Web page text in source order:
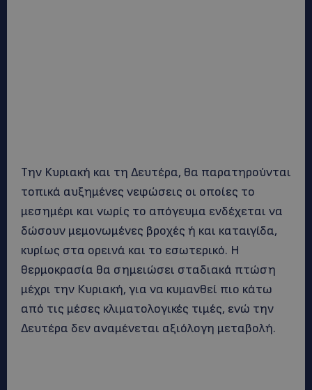
Την Κυριακή και τη Δευτέρα, θα παρατηρούνται
τοπικά αυξημένες νεφώσεις οι οποίες το
μεσημέρι και νωρίς το απόγευμα ενδέχεται να
δώσουν μεμονωμένες βροχές ή και καταιγίδα,
κυρίως στα ορεινά και το εσωτερικό. Η
θερμοκρασία θα σημειώσει σταδιακά πτώση
μέχρι την Κυριακή, για να κυμανθεί πιο κάτω
από τις μέσες κλιματολογικές τιμές, ενώ την
Δευτέρα δεν αναμένεται αξιόλογη μεταβολή.